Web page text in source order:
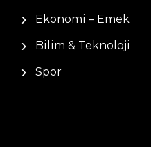
Ekonomi – Emek
Bilim & Teknoloji
Spor